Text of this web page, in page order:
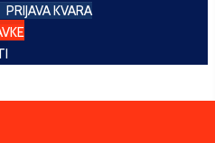
PRIJAVA KVARA